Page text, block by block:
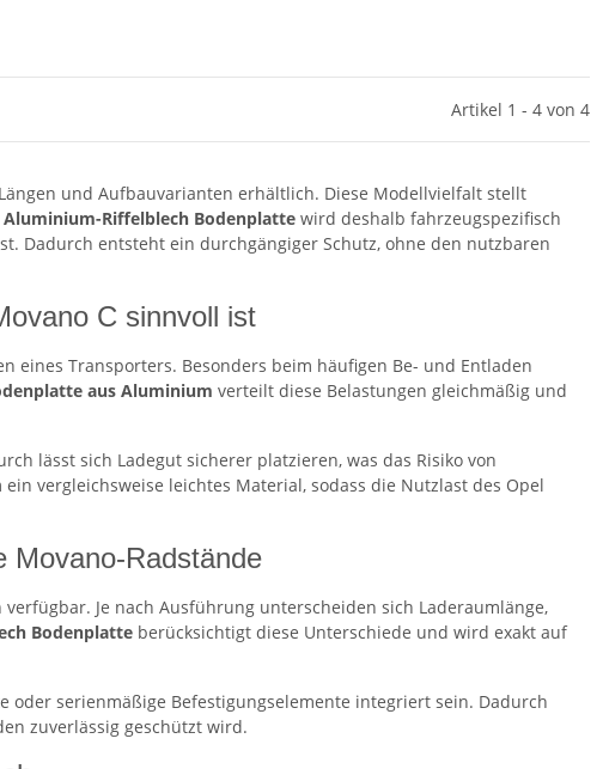
Artikel 1 - 4 von 4
und Aufbauvarianten erhältlich. Diese Modellvielfalt stellt
Aluminium-Riffelblech Bodenplatte wird deshalb fahrzeugspezifisch
Dadurch entsteht ein durchgängiger Schutz, ohne den nutzbaren
C sinnvoll ist
eines Transporters. Besonders beim häufigen Be- und Entladen
aus Aluminium verteilt diese Belastungen gleichmäßig und
lässt sich Ladegut sicherer platzieren, was das Risiko von
vergleichsweise leichtes Material, sodass die Nutzlast des Opel
Movano-Radstände
Je nach Ausführung unterscheiden sich Laderaumlänge,
Bodenplatte berücksichtigt diese Unterschiede und wird exakt auf
oder serienmäßige Befestigungselemente integriert sein. Dadurch
zuverlässig geschützt wird.